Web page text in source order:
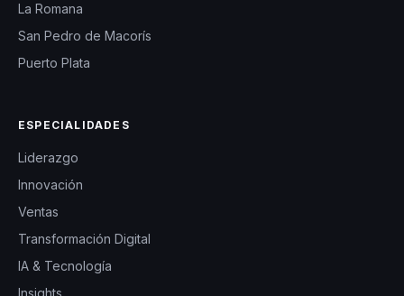
La Romana
San Pedro de Macorís
Puerto Plata
ESPECIALIDADES
Liderazgo
Innovación
Ventas
Transformación Digital
IA & Tecnología
Insights